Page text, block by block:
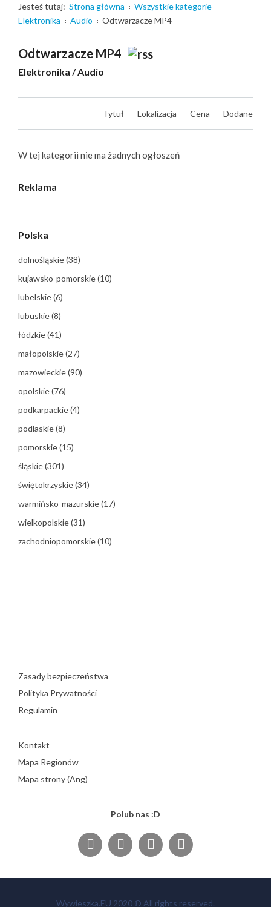
Jesteś tutaj: Strona główna
Wszystkie kategorie
Elektronika
Audio Odtwarzacze MP4
Odtwarzacze MP4
Elektronika /Audio
Tytuł Lokalizacja Cena Dodane
W tej kategorii nie ma żadnych ogłoszeń
Reklama
Polska
dolnośląskie(38)
kujawsko-pomorskie(10)
lubelskie(6)
lubuskie(8)
łódzkie(41)
małopolskie(27)
mazowieckie(90)
opolskie(76)
podkarpackie(4)
podlaskie(8)
pomorskie(15)
śląskie(301)
świętokrzyskie(34)
warmińsko-mazurskie(17)
wielkopolskie(31)
zachodniopomorskie(10)
Zasady bezpieczeństwa
Polityka Prywatności
Regulamin
Kontakt
Mapa Regionów
Mapa strony (Ang)
Polub nas :D
Wywieszka.EU 2020 © All rights reserved.